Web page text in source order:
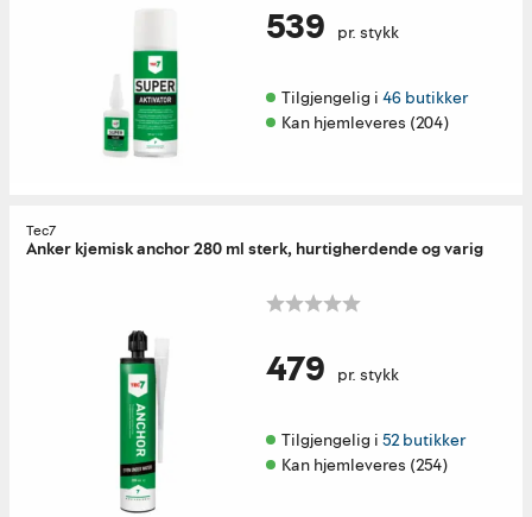
539 pr. stykk
Tilgjengelig i 46 butikker
Kan hjemleveres (204)
Tec7
Anker kjemisk anchor 280 ml sterk, hurtigherdende og varig
479 pr. stykk
Tilgjengelig i 52 butikker
Kan hjemleveres (254)